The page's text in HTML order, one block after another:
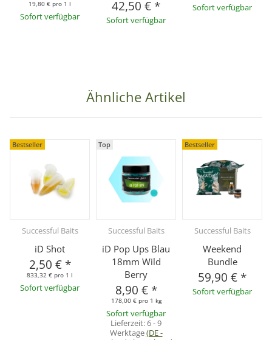
19,80 € pro 1 l
Sofort verfügbar
42,50 € *
Sofort verfügbar
Sofort verfügbar
Ähnliche Artikel
Bestseller
Successful Baits
iD Shot
2,50 € *
833,32 € pro 1 l
Sofort verfügbar
Top
Successful Baits
iD Pop Ups Blau
18mm Wild
Berry
8,90 € *
178,00 € pro 1 kg
Sofort verfügbar
Lieferzeit:6 - 9
Werktage(DE -
Bestseller
Successful Baits
Weekend
Bundle
59,90 € *
Sofort verfügbar